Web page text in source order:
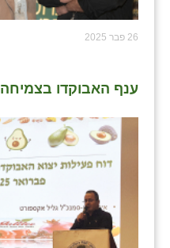
26 פבר 2025
ענף האבוקדו בצמיחה